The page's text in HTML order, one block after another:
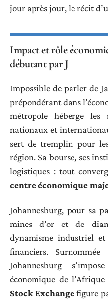
jour après jour, le récit
Impact et rôle
débutant par J
Impossible de parler de
prépondérant dans
métropole héberge les
nationaux et
sert de tremplin pour
région. Sa bourse, ses
logistiques : tout
centre économique
Johannesburg, pour sa
mines d’or et de
dynamisme industriel
financiers.
Johannesburg
économique de
Stock Exchangefigure